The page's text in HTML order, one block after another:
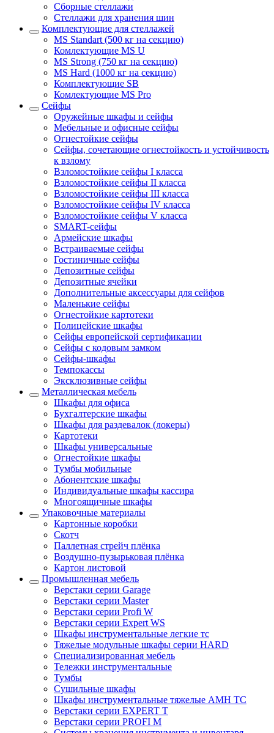
Сборные стеллажи
Стеллажи для хранения шин
Комплектующие для стеллажей
MS Standart (500 кг на секцию)
Комлектующие MS U
MS Strong (750 кг на секцию)
MS Hard (1000 кг на секцию)
Комплектующие SB
Комлектующие MS Pro
Сейфы
Оружейные шкафы и сейфы
Мебельные и офисные сейфы
Огнестойкие сейфы
Сейфы, сочетающие огнестойкость и устойчивость
к взлому
Взломостойкие сейфы I класса
Взломостойкие сейфы II класса
Взломостойкие сейфы III класса
Взломостойкие сейфы IV класса
Взломостойкие сейфы V класса
SMART-сейфы
Армейские шкафы
Встраиваемые сейфы
Гостиничные сейфы
Депозитные сейфы
Депозитные ячейки
Дополнительные аксессуары для сейфов
Маленькие сейфы
Огнестойкие картотеки
Полицейские шкафы
Сейфы европейской сертификации
Сейфы с кодовым замком
Сейфы-шкафы
Темпокассы
Эксклюзивные сейфы
Металлическая мебель
Шкафы для офиса
Бухгалтерские шкафы
Шкафы для раздевалок (локеры)
Картотеки
Шкафы универсальные
Огнестойкие шкафы
Тумбы мобильные
Абонентские шкафы
Индивидуальные шкафы кассира
Многоящичные шкафы
Упаковочные материалы
Картонные коробки
Скотч
Паллетная стрейч плёнка
Воздушно-пузырьковая плёнка
Картон листовой
Промышленная мебель
Верстаки серии Garage
Верстаки серии Master
Верстаки серии Profi W
Верстаки серии Expert WS
Шкафы инструментальные легкие тс
Тяжелые модульные шкафы серии HARD
Cпециализированная мебель
Тележки инструментальные
Тумбы
Cушильные шкафы
Шкафы инструментальные тяжелые AMH TC
Верстаки серии EXPERT T
Верстаки серии PROFI M